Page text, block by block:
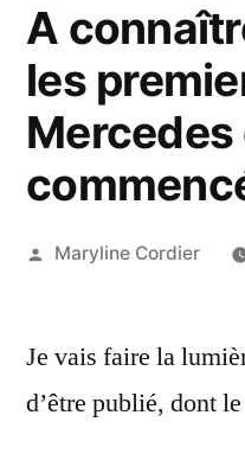
A
les
Mercedes
Publié
Maryline Cordier
Je vais faire la
d’être publié, dont